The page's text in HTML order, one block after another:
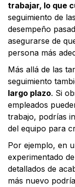
trabajar, lo que
seguimiento de
desempeño
asegurarse de
persona más
Más allá de las
seguimiento
largo plazo. Si
empleados
trabajo, podrías
del equipo para
Por ejemplo, en
experimentado
detallados de
más nuevo